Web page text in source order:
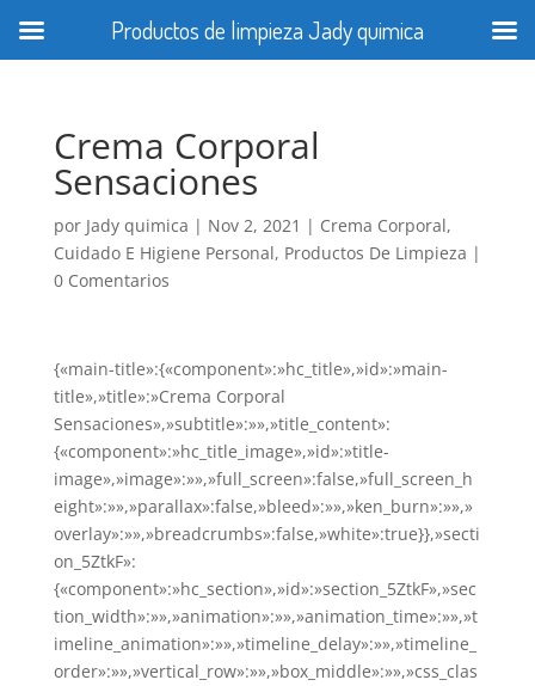
Crema Corporal
Sensaciones
por Jady quimica | Nov 2, 2021 | Crema Corporal,
Cuidado E Higiene Personal, Productos De Limpieza |
0 Comentarios
{«main-title»:{«component»:»hc_title»,»id»:»main-
title»,»title»:»Crema Corporal
Sensaciones»,»subtitle»:»»,»title_content»:
{«component»:»hc_title_image»,»id»:»title-
image»,»image»:»»,»full_screen»:false,»full_screen_h
eight»:»»,»parallax»:false,»bleed»:»»,»ken_burn»:»»,»
overlay»:»»,»breadcrumbs»:false,»white»:true}},»secti
on_5ZtkF»:
{«component»:»hc_section»,»id»:»section_5ZtkF»,»sec
tion_width»:»»,»animation»:»»,»animation_time»:»»,»t
imeline_animation»:»»,»timeline_delay»:»»,»timeline_
order»:»»,»vertical_row»:»»,»box_middle»:»»,»css_clas
Productos de limpieza Jady quimica